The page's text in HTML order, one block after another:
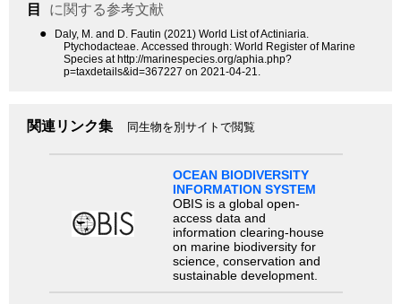
目
に関する参考文献
●
Daly, M. and D. Fautin (2021) World List of Actiniaria.
Ptychodacteae. Accessed through: World Register of Marine
Species at http://marinespecies.org/aphia.php?
p=taxdetails&id=367227 on 2021-04-21.
関連リンク集 同生物を別サイトで閲覧
OCEAN BIODIVERSITY
INFORMATION SYSTEM
OBIS is a global open-
access data and
information clearing-house
on marine biodiversity for
science, conservation and
sustainable development.